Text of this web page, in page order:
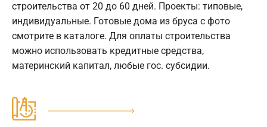
строительства от 20 до 60 дней. Проекты: типовые,
индивидуальные. Готовые дома из бруса с фото
смотрите в каталоге. Для оплаты строительства
можно использовать кредитные средства,
материнский капитал, любые гос. субсидии.